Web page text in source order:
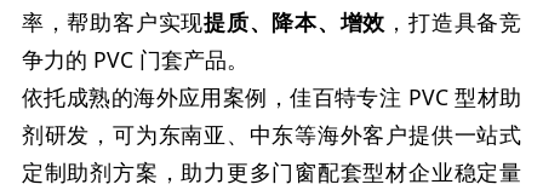
率，帮助客户实现提质、降本、增效 ，打造具备竞
争力的 PVC 门套产品。
依托成熟的海外应用案例，佳百特专注 PVC 型材助
剂研发，可为东南亚、中东等海外客户提供一站式
定制助剂方案，助力更多门窗配套型材企业稳定量